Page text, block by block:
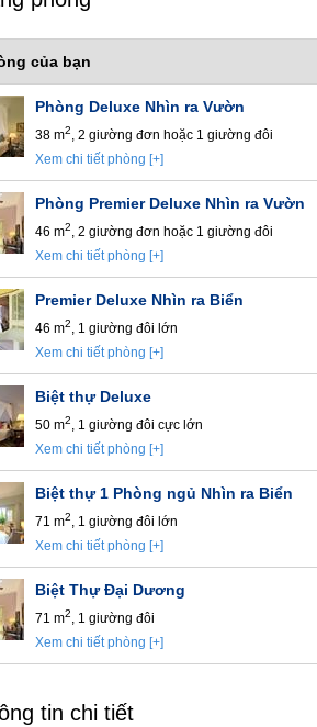
của bạn
Phòng Deluxe Nhìn ra Vườn
38 m2, 2 giường đơn hoặc 1 giường đôi
Xem chi tiết phòng [+]
Phòng Premier Deluxe Nhìn ra Vườn
46 m2, 2 giường đơn hoặc 1 giường đôi
Xem chi tiết phòng [+]
Premier Deluxe Nhìn ra Biển
46 m2, 1 giường đôi lớn
Xem chi tiết phòng [+]
Biệt thự Deluxe
50 m2, 1 giường đôi cực lớn
Xem chi tiết phòng [+]
Biệt thự 1 Phòng ngủ Nhìn ra Biển
71 m2, 1 giường đôi lớn
Xem chi tiết phòng [+]
Biệt Thự Đại Dương
71 m2, 1 giường đôi
Xem chi tiết phòng [+]
tin chi tiết